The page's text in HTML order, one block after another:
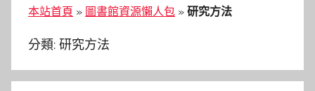
本站首頁 » 圖書館資源懶人包 » 研究方法
分類: 研究方法